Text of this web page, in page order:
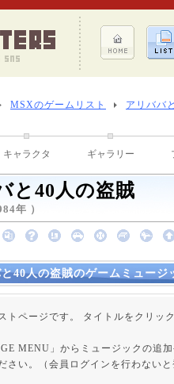
MSXのゲームリスト アリババ
キャラクタ ギャラリー
と40人の盗賊
年 ）
40人の盗賊のゲームミュージ
トページです。 タイトルをクリッ
MENU」からミュージックの追
さい。（会員ログインを行わない